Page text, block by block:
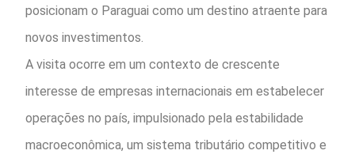
posicionam o Paraguai como um destino atraente para
novos investimentos.
A visita ocorre em um contexto de crescente
interesse de empresas internacionais em estabelecer
operações no país, impulsionado pela estabilidade
macroeconômica, um sistema tributário competitivo e